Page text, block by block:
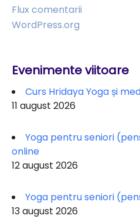
Flux comentarii
WordPress.org
Evenimente viitoare
Curs Hridaya Yoga și
11 august 2026
Yoga pentru seniori
online
12 august 2026
Yoga pentru seniori
13 august 2026